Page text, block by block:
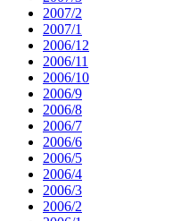
2007/2
2007/1
2006/12
2006/11
2006/10
2006/9
2006/8
2006/7
2006/6
2006/5
2006/4
2006/3
2006/2